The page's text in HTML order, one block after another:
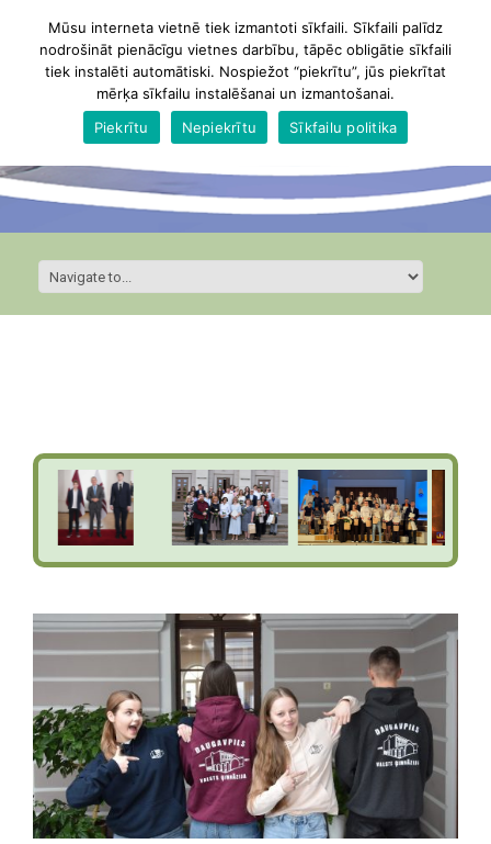
Mūsu interneta vietnē tiek izmantoti sīkfaili. Sīkfaili palīdz
nodrošināt pienācīgu vietnes darbību, tāpēc obligātie sīkfaili
tiek instalēti automātiski. Nospiežot “piekrītu”, jūs piekrītat
mērķa sīkfailu instalēšanai un izmantošanai.
Piekrītu
Nepiekrītu Sīkfailu politika